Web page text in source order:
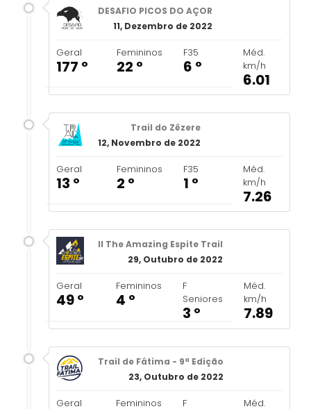
DESAFIO PICOS DO AÇOR
11, Dezembro de 2022
Geral
177 º
Femininos
22 º
F35
6 º
Méd.
km/h
6.01
Trail do Zêzere
12, Novembro de 2022
Geral
13 º
Femininos
2 º
F35
1 º
Méd.
km/h
7.26
II The Amazing Espite Trail
29, Outubro de 2022
Geral
49 º
Femininos
4 º
F
Seniores
3 º
Méd.
km/h
7.89
Trail de Fátima - 9ª Edição
23, Outubro de 2022
Geral Femininos F Méd.